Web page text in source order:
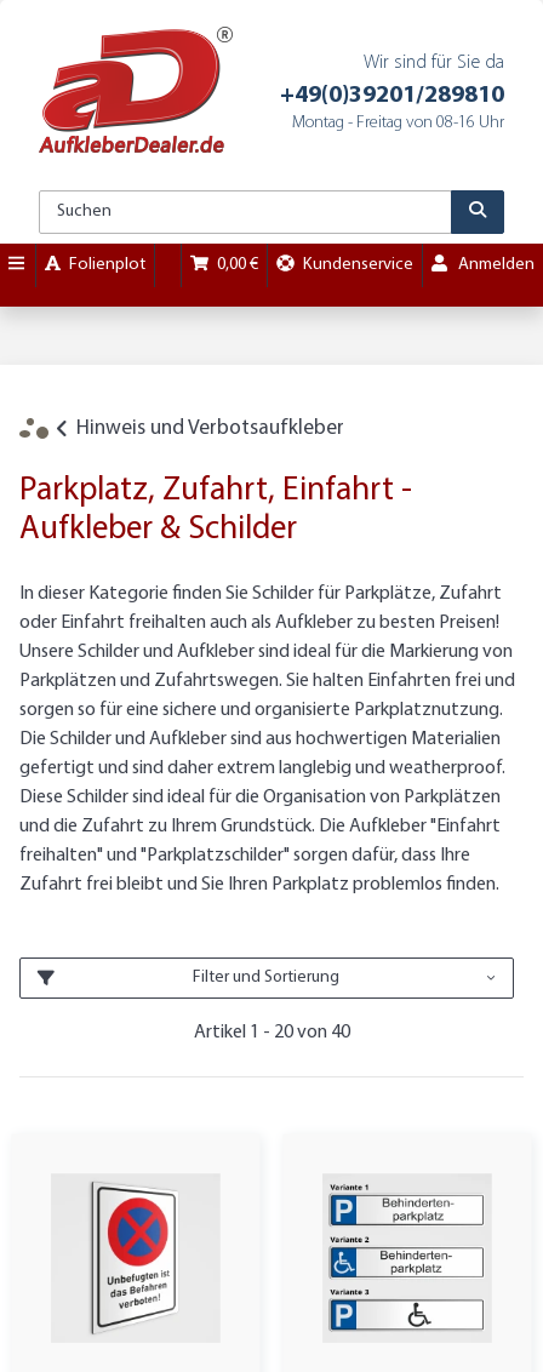
Wir sind für Sie da
+49(0)39201/289810
Montag - Freitag von 08-16 Uhr
Folienplot 0,00 € Kundenservice Anmelden
Hinweis und Verbotsaufkleber
Parkplatz, Zufahrt, Einfahrt -
Aufkleber & Schilder
In dieser Kategorie finden Sie Schilder für Parkplätze, Zufahrt
oder Einfahrt freihalten auch als Aufkleber zu besten Preisen!
Unsere Schilder und Aufkleber sind ideal für die Markierung von
Parkplätzen und Zufahrtswegen. Sie halten Einfahrten frei und
sorgen so für eine sichere und organisierte Parkplatznutzung.
Die Schilder und Aufkleber sind aus hochwertigen Materialien
gefertigt und sind daher extrem langlebig und weatherproof.
Diese Schilder sind ideal für die Organisation von Parkplätzen
und die Zufahrt zu Ihrem Grundstück. Die Aufkleber "Einfahrt
freihalten" und "Parkplatzschilder" sorgen dafür, dass Ihre
Zufahrt frei bleibt und Sie Ihren Parkplatz problemlos finden.
Filter und Sortierung
Artikel 1 - 20 von 40